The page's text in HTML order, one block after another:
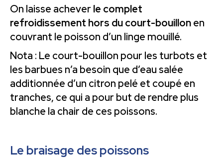
On laisse achever le complet
refroidissement hors du court-bouillonen
couvrant le poisson d’un linge mouillé.
Nota : Le court-bouillon pour les turbots et
les barbues n’a besoin que d’eau salée
additionnée d’un citron pelé et coupé en
tranches, ce qui a pour but de rendre plus
blanche la chair de ces poissons.
Le braisage des poissons